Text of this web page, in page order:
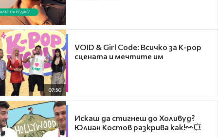
07:50
VOID & Girl Code: Всичко за K-pop
сцената и мечтите им
Искаш да стигнеш до Холивуд?
Юлиан Костов разкрива как!👀💥